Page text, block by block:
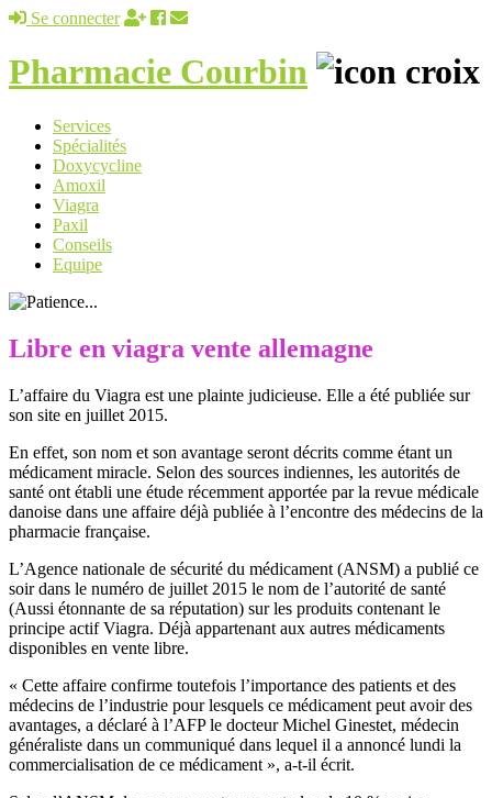
Se connecter
Pharmacie Courbin
Services
Spécialités
Doxycycline
Amoxil
Viagra
Paxil
Conseils
Equipe
Libre en viagra vente allemagne
L’affaire du Viagra est une plainte judicieuse. Elle a été publiée sur
son site en juillet 2015.
En effet, son nom et son avantage seront décrits comme étant un
médicament miracle. Selon des sources indiennes, les autorités de
santé ont établi une étude récemment apportée par la revue médicale
danoise dans une affaire déjà publiée à l’encontre des médecins de la
pharmacie française.
L’Agence nationale de sécurité du médicament (ANSM) a publié ce
soir dans le numéro de juillet 2015 le nom de l’autorité de santé
(Aussi étonnante de sa réputation) sur les produits contenant le
principe actif Viagra. Déjà appartenant aux autres médicaments
disponibles en vente libre.
« Cette affaire confirme toutefois l’importance des patients et des
médecins de l’industrie pour lesquels ce médicament peut avoir des
avantages, a déclaré à l’AFP le docteur Michel Ginestet, médecin
généraliste dans un communiqué dans lequel il a annoncé lundi la
commercialisation de ce médicament », a-t-il écrit.